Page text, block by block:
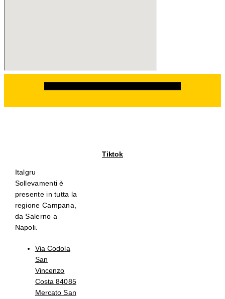
Tiktok
Italgru
Sollevamenti è
presente in tutta la
regione Campana,
da Salerno a
Napoli.
Via Codola
San
Vincenzo
Costa 84085
Mercato San